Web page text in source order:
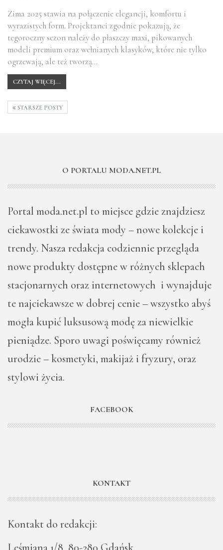
Zima 2025 stawia na połączenie elegancji, komfortu i
wyrazistych form. Projektanci zgodnie pokazują, że
tegoroczny sezon należy do płaszczy maxi, pikowanych
modeli premium oraz wełnianych klasyków, które nie tylko
ogrzewają, ale też tworzą…
CZYTAJ WIĘCEJ...
STARSZE POSTY
O PORTALU MODA.NET.PL
Portal moda.net.pl to miejsce gdzie znajdziesz
ciekawostki ze świata mody – nowe kolekcje i
trendy. Nasza redakcja codziennie przegląda
nowe produkty dostępne w różnych sklepach
stacjonarnych oraz internetowych i wynajduje
te najciekawsze w dobrej cenie – wszystko abyś
mogła kupić luksusową modę za niewielkie
pieniądze. Sporo uwagi poświęcamy również
urodzie – kosmetyki, makijaż i fryzury, oraz
stylowi życia.
FACEBOOK
KONTAKT
Kontakt do redakcji: